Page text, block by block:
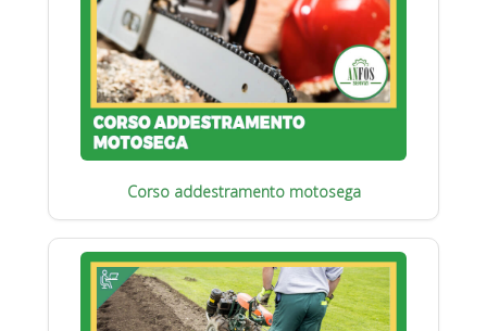
Corso addestramento motosega